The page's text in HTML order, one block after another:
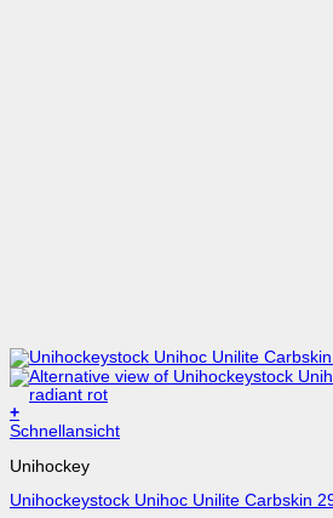
+
Dieses
weist
Varianten
Schnellansicht
Unihockey
Unihockeystock Unihoc Unilite Carbskin